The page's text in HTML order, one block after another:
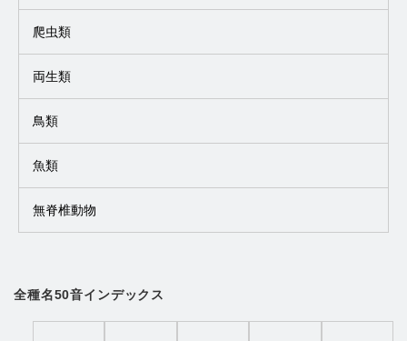
爬虫類
両生類
鳥類
魚類
無脊椎動物
全種名50音インデックス